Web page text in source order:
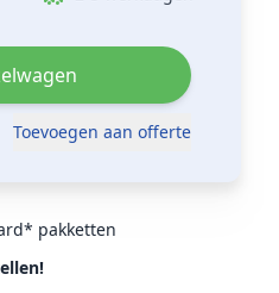
Toevoegen aan offerte
pakketten